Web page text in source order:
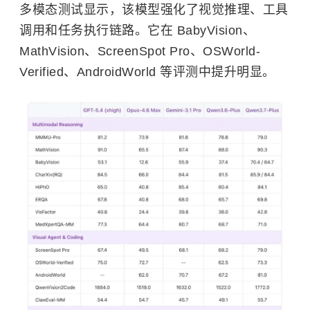
多模态测试显示，该模型强化了视觉推理、工具
调用和任务执行链路。它在 BabyVision、
MathVision、ScreenSpot Pro、OSWorld-
Verified、AndroidWorld 等评测中提升明显。